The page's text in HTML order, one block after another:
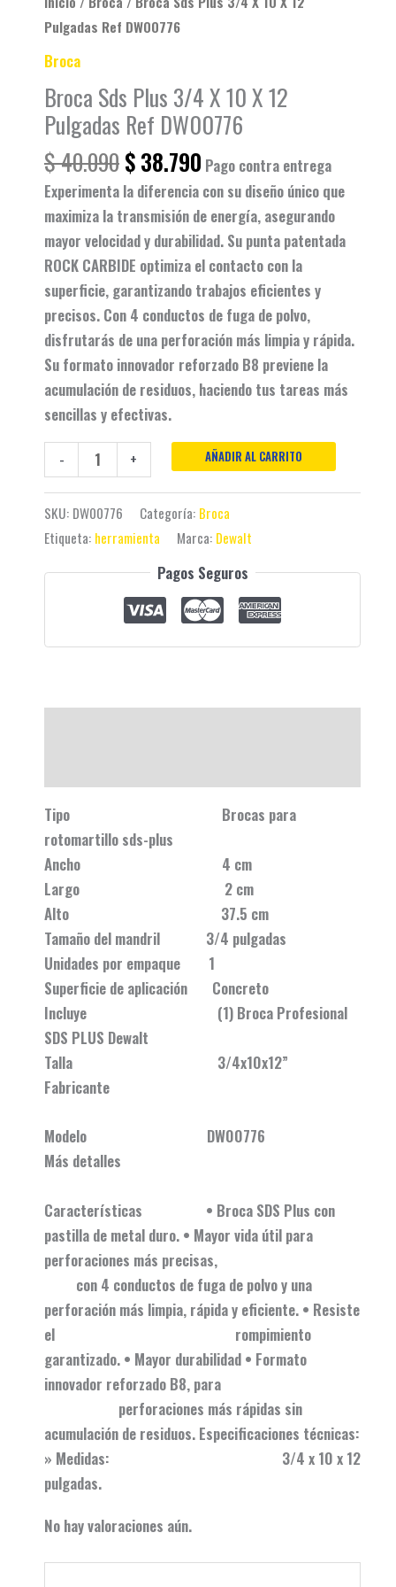
Pulgadas Ref DW00776
Broca
Broca Sds Plus 3/4 X 10 X 12
Pulgadas Ref DW00776
$40.090$38.790 Pago contra entrega
Experimenta la diferencia con su diseño único que
maximiza la transmisión de energía, asegurando
mayor velocidad y durabilidad. Su punta patentada
ROCK CARBIDE optimiza el contacto con la
superficie, garantizando trabajos eficientes y
precisos. Con 4 conductos de fuga de polvo,
disfrutarás de una perforación más limpia y rápida.
Su formato innovador reforzado B8 previene la
acumulación de residuos, haciendo tus tareas más
sencillas y efectivas.
-
cantidad
+ AÑADIR AL CARRITO
SKU: DW00776 Categoría: Broca
Etiqueta: herramienta Marca: Dewalt
Pagos Seguros
Tipo Brocas para
rotomartillo sds-plus
Ancho 4 cm
Largo 2 cm
Alto 37.5 cm
Tamaño del mandril 3/4 pulgadas
Unidades por empaque 1
Superficie de aplicación Concreto
Incluye (1) Broca Profesional
SDS PLUS Dewalt
Talla 3/4x10x12”
Fabricante
Modelo DW00776
Más detalles
Características • Broca SDS Plus con
pastilla de metal duro. • Mayor vida útil para
perforaciones más precisas,
con 4 conductos de fuga de polvo y una
perforación más limpia, rápida y eficiente. • Resiste
el rompimiento
garantizado. • Mayor durabilidad • Formato
innovador reforzado B8, para
perforaciones más rápidas sin
acumulación de residuos. Especificaciones técnicas:
» Medidas: 3/4 x 10 x 12
pulgadas.
No hay valoraciones aún.